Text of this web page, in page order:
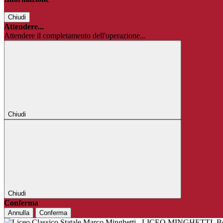
Chiudi
Attendere...
Attendere il completamento dell'operazione...
Chiudi
Chiudi
Conferma
Annulla Conferma